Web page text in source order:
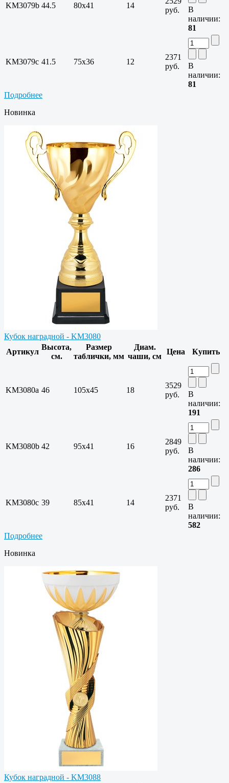
KM3079b 44.5 80х41 14
руб.
В
наличии:
81
KM3079c 41.5 75х36 12
2371
руб.
В
наличии:
81
Подробнее
Новинка
Кубок наградной - KM3080
Артикул
Высота,
см.
Размер
таблички, мм
Диам.
чаши, см
Цена Купить
KM3080a 46 105х45 18
3529
руб.
В
наличии:
191
KM3080b 42 95х41 16
2849
руб.
В
наличии:
286
KM3080c 39 85х41 14
2371
руб.
В
наличии:
582
Подробнее
Новинка
Кубок наградной - KM3088